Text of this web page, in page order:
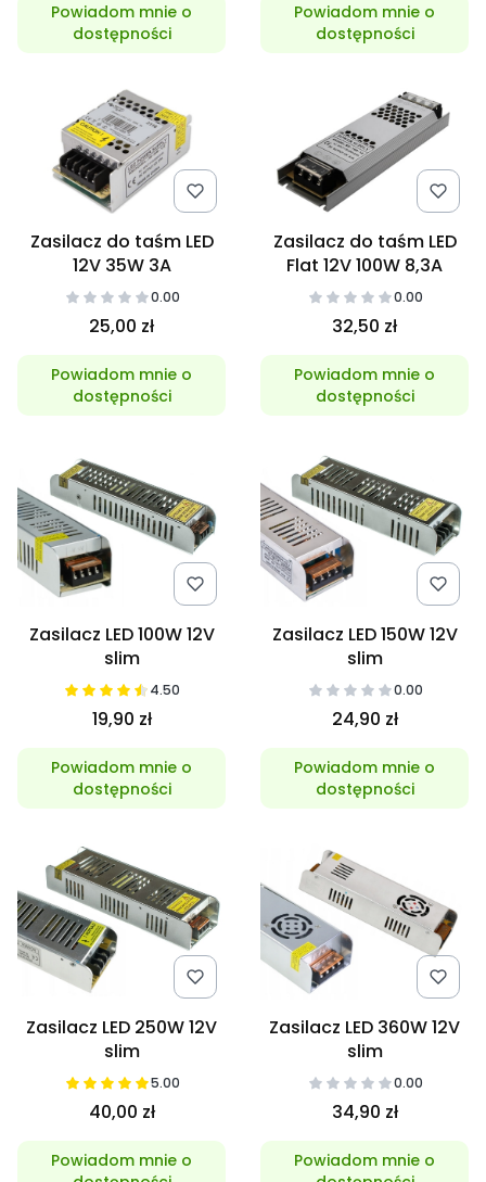
Powiadom mnie o
dostępności
Powiadom mnie o
dostępności
Zasilacz do taśm LED
12V 35W 3A
0.00
25,00 zł
Powiadom mnie o
dostępności
Zasilacz do taśm LED
Flat 12V 100W 8,3A
0.00
32,50 zł
Powiadom mnie o
dostępności
Zasilacz LED 100W 12V
slim
4.50
19,90 zł
Powiadom mnie o
dostępności
Zasilacz LED 150W 12V
slim
0.00
24,90 zł
Powiadom mnie o
dostępności
Zasilacz LED 250W 12V
slim
5.00
40,00 zł
Powiadom mnie o
Zasilacz LED 360W 12V
slim
0.00
34,90 zł
Powiadom mnie o